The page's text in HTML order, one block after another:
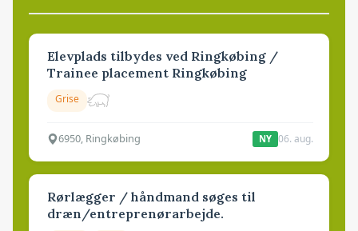
Elevplads tilbydes ved Ringkøbing /
Trainee placement Ringkøbing
Grise
6950, Ringkøbing NY 06. aug.
Rørlægger / håndmand søges til
dræn/entreprenørarbejde.